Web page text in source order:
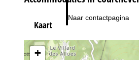
Naar contactpagina
Kaart
+